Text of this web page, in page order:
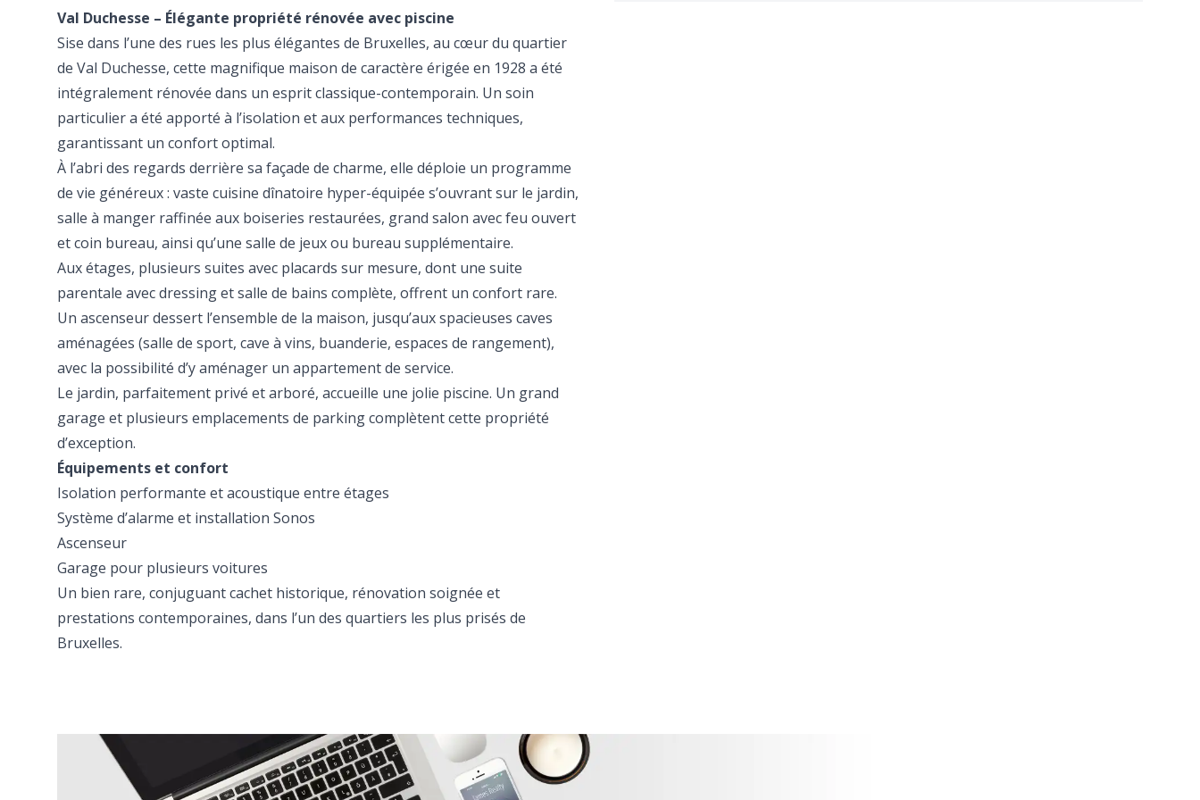
Val Duchesse – Élégante propriété rénovée avec piscine
Sise dans l’une des rues les plus élégantes de Bruxelles, au cœur du quartier
de Val Duchesse, cette magnifique maison de caractère érigée en 1928 a été
intégralement rénovée dans un esprit classique-contemporain. Un soin
particulier a été apporté à l’isolation et aux performances techniques,
garantissant un confort optimal.
À l’abri des regards derrière sa façade de charme, elle déploie un programme
de vie généreux : vaste cuisine dînatoire hyper-équipée s’ouvrant sur le jardin,
salle à manger raffinée aux boiseries restaurées, grand salon avec feu ouvert
et coin bureau, ainsi qu’une salle de jeux ou bureau supplémentaire.
Aux étages, plusieurs suites avec placards sur mesure, dont une suite
parentale avec dressing et salle de bains complète, offrent un confort rare.
Un ascenseur dessert l’ensemble de la maison, jusqu’aux spacieuses caves
aménagées (salle de sport, cave à vins, buanderie, espaces de rangement),
avec la possibilité d’y aménager un appartement de service.
Le jardin, parfaitement privé et arboré, accueille une jolie piscine. Un grand
garage et plusieurs emplacements de parking complètent cette propriété
d’exception.
Équipements et confort
Isolation performante et acoustique entre étages
Système d’alarme et installation Sonos
Ascenseur
Garage pour plusieurs voitures
Un bien rare, conjuguant cachet historique, rénovation soignée et
prestations contemporaines, dans l’un des quartiers les plus prisés de
Bruxelles.